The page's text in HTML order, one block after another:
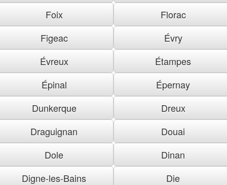
Foix
Florac
Figeac
Évry
Évreux
Étampes
Épinal
Épernay
Dunkerque
Dreux
Draguignan
Douai
Dole
Dinan
Digne-les-Bains
Die